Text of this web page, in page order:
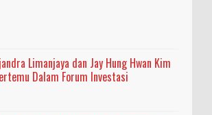
Limanjaya dan Jay Hung Hwan Kim
Dalam Forum Investasi